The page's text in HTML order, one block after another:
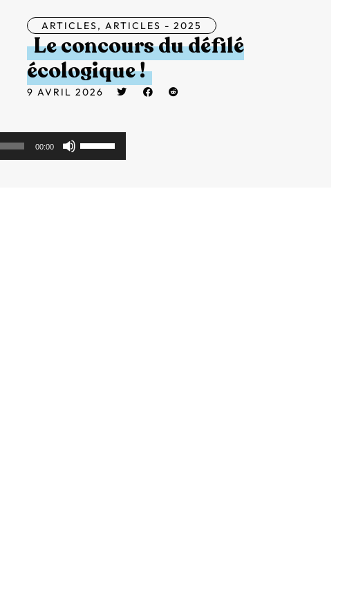
promo
00:00
Utilisez
les
ARTICLES, ARTICLES - 2025
Le concours du défilé
écologique !
9 AVRIL 2026